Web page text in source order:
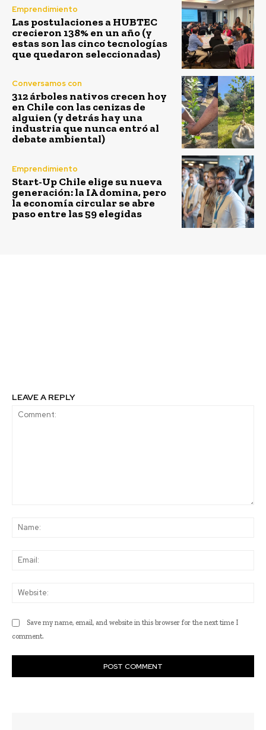
Emprendimiento
Las postulaciones a HUBTEC
crecieron 138% en un año (y
estas son las cinco tecnologías
que quedaron seleccionadas)
Conversamos con
312 árboles nativos crecen hoy
en Chile con las cenizas de
alguien (y detrás hay una
industria que nunca entró al
debate ambiental)
Emprendimiento
Start-Up Chile elige su nueva
generación: la IA domina, pero
la economía circular se abre
paso entre las 59 elegidas
LEAVE A REPLY
Save my name, email, and website in this browser for the next time I
comment.